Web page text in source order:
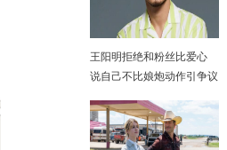
王阳明拒绝和粉丝比爱心
说自己不比娘炮动作引争议